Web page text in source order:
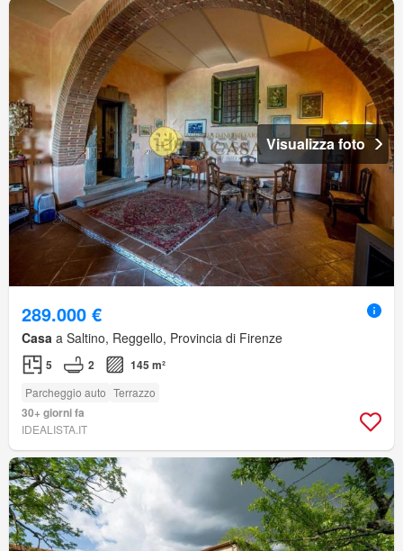
Visualizza foto
289.000 €
Casa a Saltino, Reggello, Provincia di Firenze
5 2 145 m²
Parcheggio auto Terrazzo
30+ giorni fa
IDEALISTA.IT